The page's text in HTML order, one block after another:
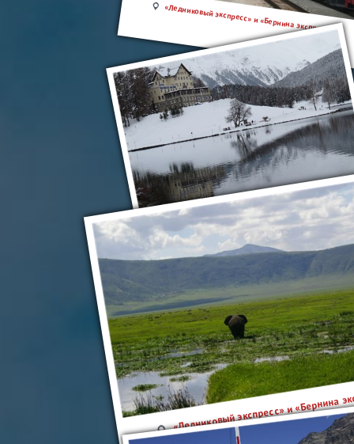
«Ледниковый экспресс» и «Бернина экспресс»
Санкт-Мориц
«Ледниковый экспресс» и «Бернина